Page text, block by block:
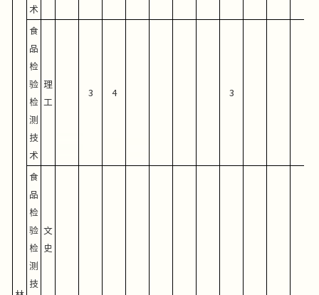
术
食
品
检
验
检
测
技
术
理
工
3 4 3
食
品
检
验
检
测
技
文
史